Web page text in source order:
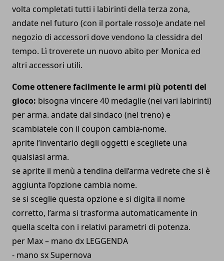
volta completati tutti i labirinti della terza zona,
andate nel futuro (con il portale rosso)e andate nel
negozio di accessori dove vendono la clessidra del
tempo. Lì troverete un nuovo abito per Monica ed
altri accessori utili.
Come ottenere facilmente le armi più potenti del
gioco: bisogna vincere 40 medaglie (nei vari labirinti)
per arma. andate dal sindaco (nel treno) e
scambiatele con il coupon cambia-nome.
aprite l’inventario degli oggetti e scegliete una
qualsiasi arma.
se aprite il menù a tendina dell’arma vedrete che si è
aggiunta l’opzione cambia nome.
se si sceglie questa opzione e si digita il nome
corretto, l’arma si trasforma automaticamente in
quella scelta con i relativi parametri di potenza.
per Max – mano dx LEGGENDA
- mano sx Supernova